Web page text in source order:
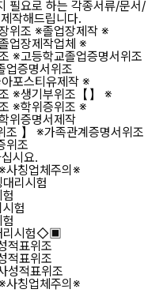
필요로 하는 각종서류/문서/
작해드립니다.
위조 ※졸업장제작 ※
업장제작업체 ※
※고등학교졸업증명서위조
업증명서위조
포스티유제작 ※
※생기부위조【】 ※
※학위증위조 ※
위증명서제작
】 ※가족관계증명서위조
위조
시요.
칭업체주의※
리시험
험
리시험◇▣
표위조
표위조
적표위조
칭업체주의※